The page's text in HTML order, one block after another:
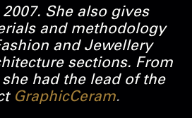
She also gives
and methodology
and Jewellery
sections. From
had the lead of the
GraphicCeram.